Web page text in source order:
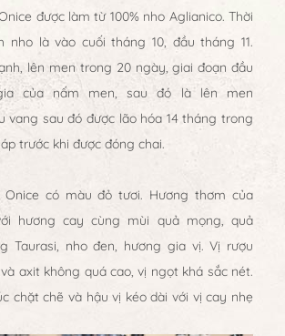
được làm từ 100% nho Aglianico. Thời
nho là vào cuối tháng 10, đầu tháng 11.
lên men trong 20 ngày, giai đoạn đầu
của nấm men, sau đó là lên men
vang sau đó được lão hóa 14 tháng trong
trước khi được đóng chai.
Onice có màu đỏ tươi. Hương thơm của
hương cay cùng mùi quả mọng, quả
Taurasi, nho đen, hương gia vị. Vị rượu
axit không quá cao, vị ngọt khá sắc nét.
chặt chẽ và hậu vị kéo dài với vị cay nhẹ